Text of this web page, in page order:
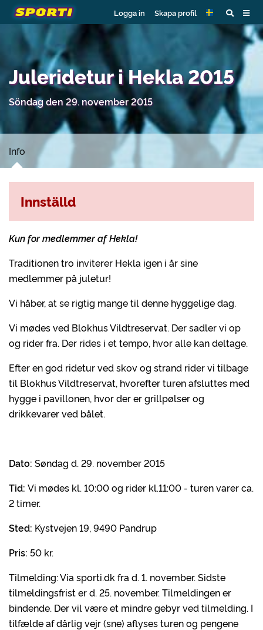
Logga in Skapa profil
Juleridetur i Hekla 2015
Söndag den 29. november 2015
Info
Kun for medlemmer af Hekla!
Traditionen tro inviterer Hekla igen i år sine
medlemmer på juletur!
Vi håber, at se rigtig mange til denne hyggelige dag.
Vi mødes ved Blokhus Vildtreservat. Der sadler vi op
og rider fra. Der rides i et tempo, hvor alle kan deltage.
Efter en god ridetur ved skov og strand rider vi tilbage
til Blokhus Vildtreservat, hvorefter turen afsluttes med
hygge i pavillonen, hvor der er grillpølser og
drikkevarer ved bålet.
Dato: Søndag d. 29. november 2015
Tid: Vi mødes kl. 10:00 og rider kl.11:00 - turen varer ca.
2 timer.
Sted: Kystvejen 19, 9490 Pandrup
Pris: 50 kr.
Tilmelding: Via sporti.dk fra d. 1. november. Sidste
tilmeldingsfrist er d. 25. november. Tilmeldingen er
bindende. Der vil være et mindre gebyr ved tilmelding. I
tilfælde af dårlig vejr (sne) aflyses turen og pengene
Innställd